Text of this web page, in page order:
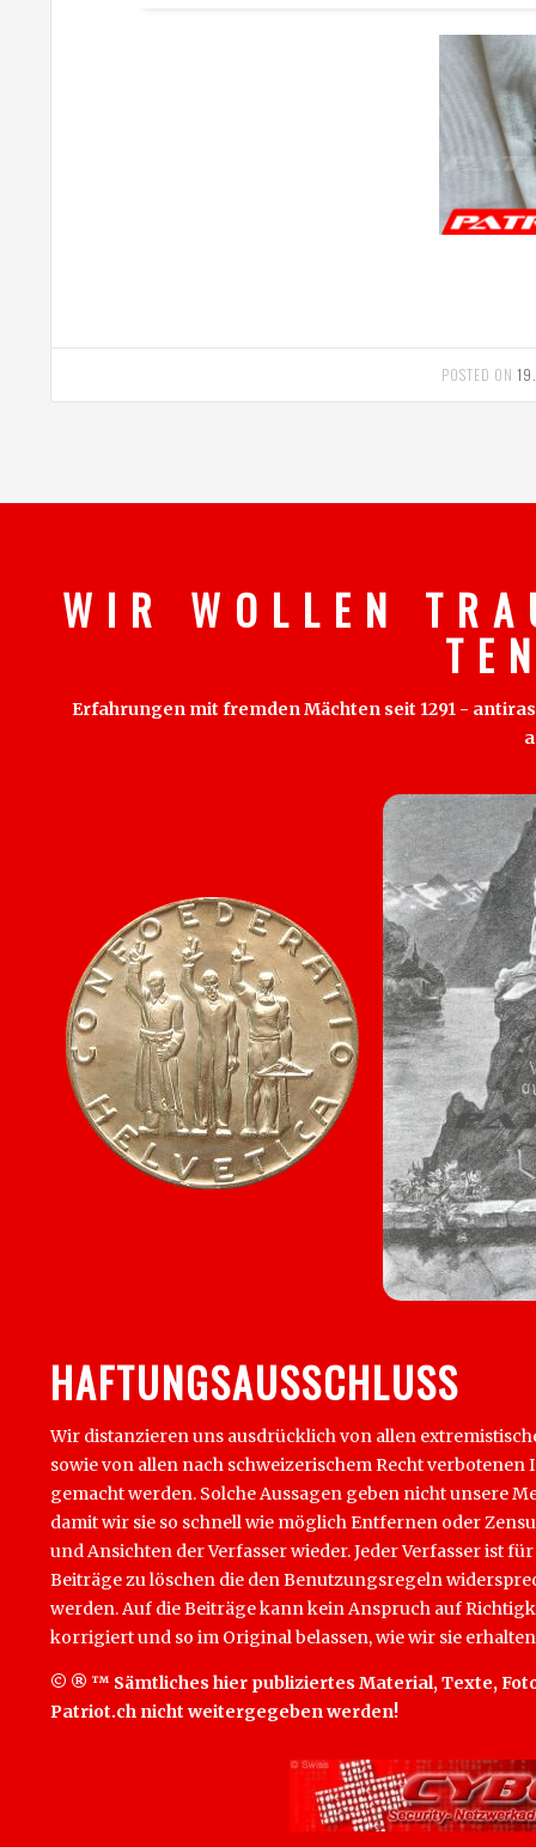
POSTED ON
W I R W O L L E N T R
T E
Erfahrungen mit fremden Mächten seit 1291 -
HAFTUNGSAUSSCHLUSS
Wir distanzieren uns ausdrücklich von allen
sowie von allen nach schweizerischem Recht
gemacht werden. Solche Aussagen geben nicht unsere
damit wir sie so schnell wie möglich Entfernen oder
und Ansichten der Verfasser wieder. Jeder Verfasser ist
Beiträge zu löschen die den Benutzungsregeln
werden. Auf die Beiträge kann kein Anspruch auf
korrigiert und so im Original belassen, wie wir sie
© ® ™ Sämtliches hier publiziertes Material, Texte,
Patriot.ch nicht weitergegeben werden!